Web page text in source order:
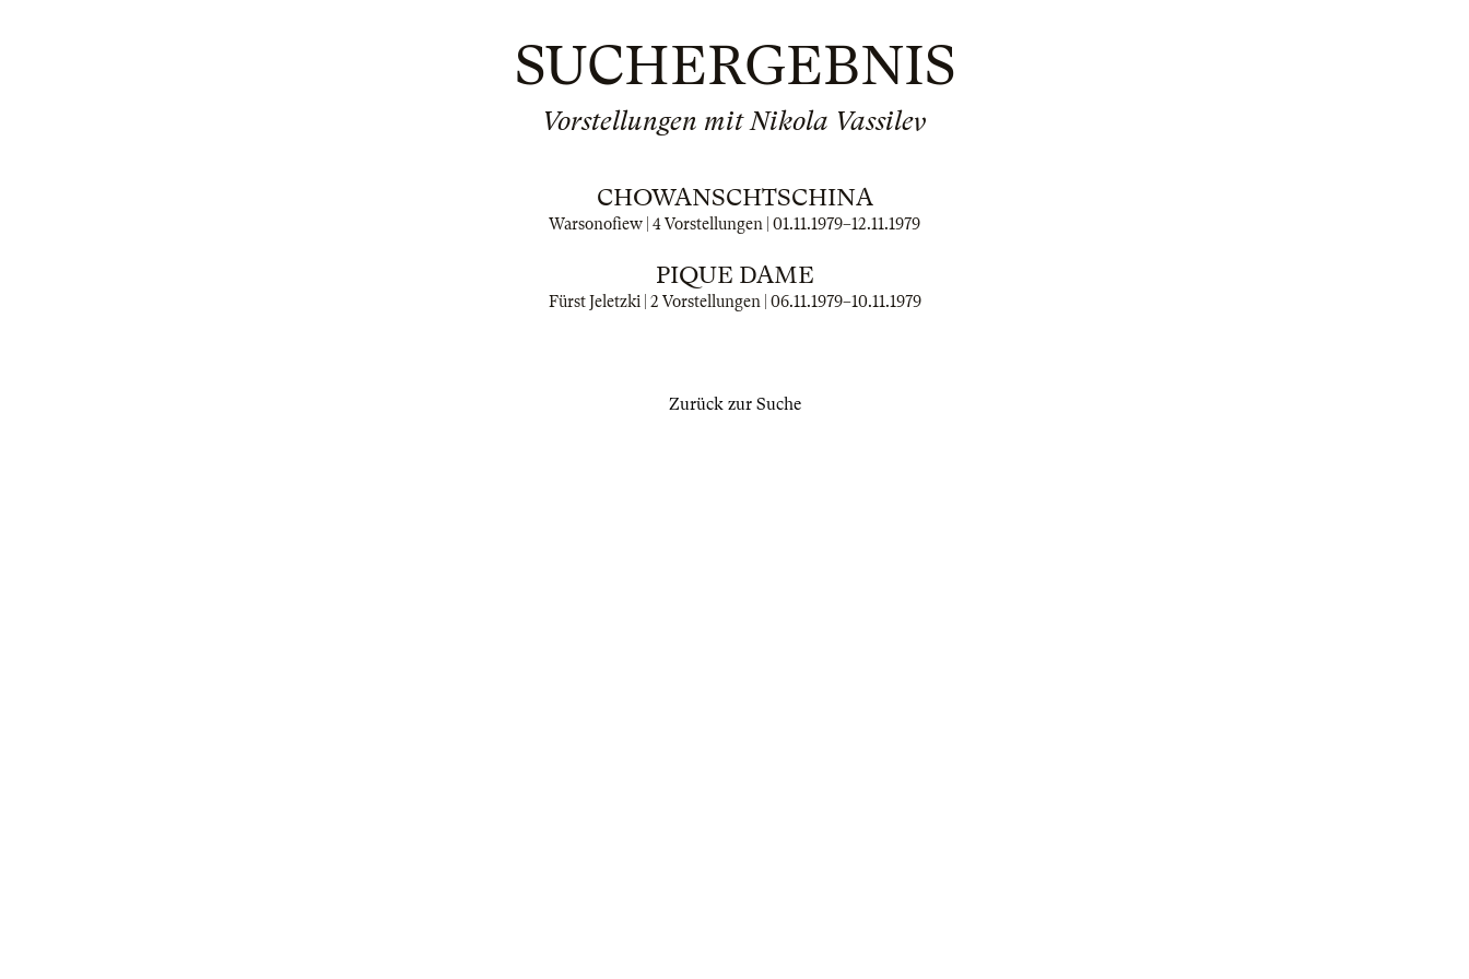
SUCHERGEBNIS
Vorstellungen mit Nikola Vassilev
CHOWANSCHTSCHINA
Warsonofiew | 4 Vorstellungen | 01.11.1979–12.11.1979
PIQUE DAME
Fürst Jeletzki | 2 Vorstellungen | 06.11.1979–10.11.1979
Zurück zur Suche